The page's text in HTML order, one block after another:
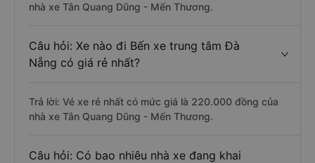
nhà xe Tân Quang Dũng - Mến Thương.
Câu hỏi: Xe nào đi Bến xe trung tâm Đà
Nẵng có giá rẻ nhất?
Trả lời: Vé xe rẻ nhất có mức giá là 220.000 đồng của
nhà xe Tân Quang Dũng - Mến Thương.
Câu hỏi: Có bao nhiêu nhà xe đang khai